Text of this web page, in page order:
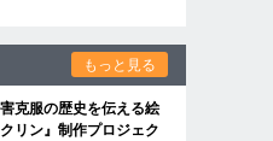
もっと見る
克服の歴史を伝える絵
リン』制作プロジェク